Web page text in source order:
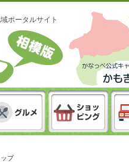
ポータルサイト
プ